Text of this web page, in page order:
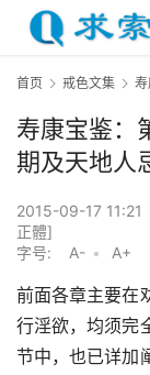
首页 戒色文集
寿康宝鉴
期及天地人
2015-09-17 11:21
正體]
字号:
A- • A+
前面各章主要在
行淫欲，均须完
节中，也已详加